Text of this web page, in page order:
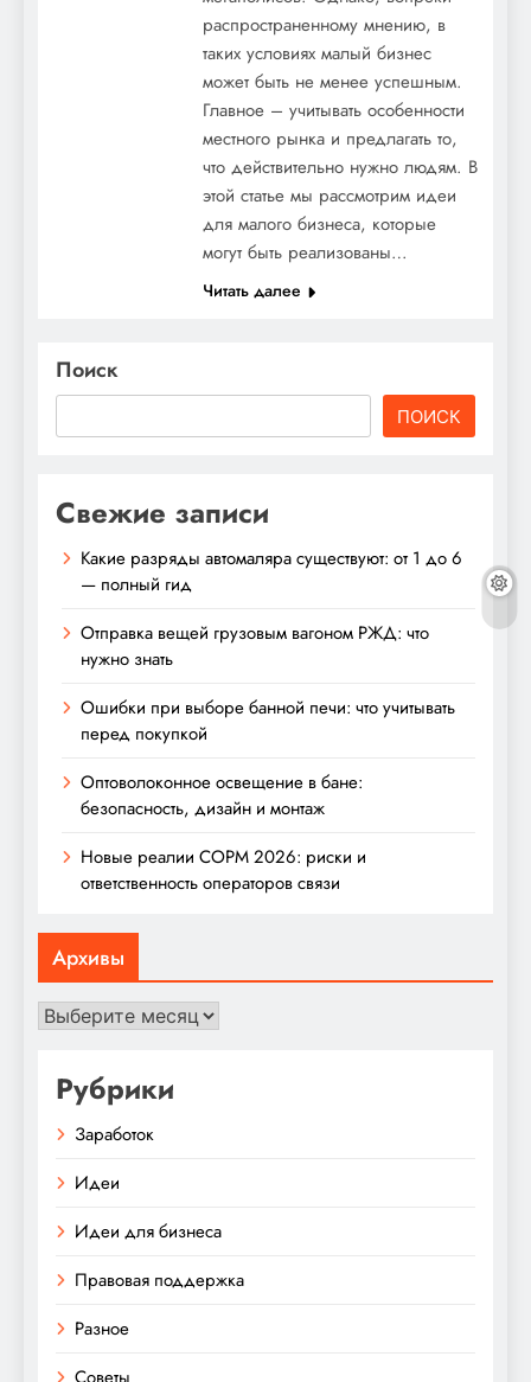
распространенному мнению, в
таких условиях малый бизнес
может быть не менее успешным.
Главное – учитывать особенности
местного рынка и предлагать то,
что действительно нужно людям. В
этой статье мы рассмотрим идеи
для малого бизнеса, которые
могут быть реализованы…
Читать далее
Поиск
ПОИСК
Свежие записи
Какие разряды автомаляра существуют: от 1 до 6
— полный гид
Отправка вещей грузовым вагоном РЖД: что
нужно знать
Ошибки при выборе банной печи: что учитывать
перед покупкой
Оптоволоконное освещение в бане:
безопасность, дизайн и монтаж
Новые реалии СОРМ 2026: риски и
ответственность операторов связи
Архивы
Архивы
Рубрики
Заработок
Идеи
Идеи для бизнеса
Правовая поддержка
Разное